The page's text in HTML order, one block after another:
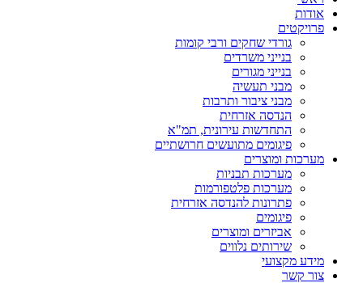
אודות
פרויקטים
גורדי שחקים ורבי קומות
בנייני משרדים
בנייני מגורים
מבני תעשיה
מבני ציבור ותרבות
הנדסה אזרחית
התחדשות עירונית, תמ"א
פיגומים מתועשים חרושתיים
מערכות ומוצרים
מערכות תבניות
מערכות פלטפורמות
פתרונות להנדסה אזרחית
פיגומים
אביזרים ומוצרים
שירותים נלווים
מידע מקצועי
צור קשר